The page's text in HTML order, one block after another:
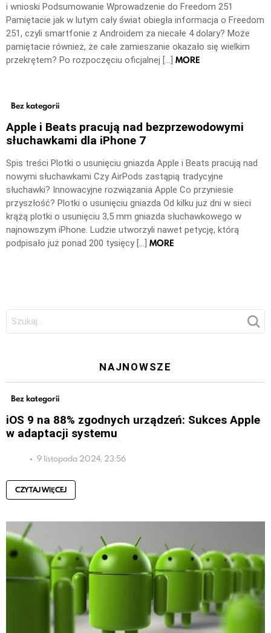
i wnioski Podsumowanie Wprowadzenie do Freedom 251
Pamiętacie jak w lutym cały świat obiegła informacja o Freedom
251, czyli smartfonie z Androidem za niecałe 4 dolary? Może
pamiętacie również, że całe zamieszanie okazało się wielkim
przekrętem? Po rozpoczęciu oficjalnej […] MORE
Bez kategorii
Apple i Beats pracują nad bezprzewodowymi
słuchawkami dla iPhone 7
Spis treści Plotki o usunięciu gniazda Apple i Beats pracują nad
nowymi słuchawkami Czy AirPods zastąpią tradycyjne
słuchawki? Innowacyjne rozwiązania Apple Co przyniesie
przyszłość? Plotki o usunięciu gniazda Od kilku już dni w sieci
krążą plotki o usunięciu 3,5 mm gniazda słuchawkowego w
najnowszym iPhone. Ludzie utworzyli nawet petycję, którą
podpisało już ponad 200 tysięcy […] MORE
Szukaj:
NAJNOWSZE
Bez kategorii
iOS 9 na 88% zgodnych urządzeń: Sukces Apple
w adaptacji systemu
9 listopada 2024, 23:56
CZYTAJ WIĘCEJ